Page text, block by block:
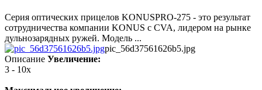
Серия оптических прицелов KONUSPRO-275 - это результат
сотрудничества компании KONUS с CVA, лидером на рынке
дульнозарядных ружей. Модель ...
pic_56d37561626b5.jpg
Описание Увеличение:
3 - 10x